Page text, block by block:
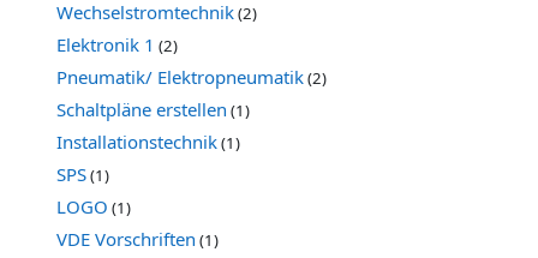
Wechselstromtechnik(2)
Elektronik 1 (2)
Pneumatik/ Elektropneumatik(2)
Schaltpläne erstellen (1)
Installationstechnik(1)
SPS(1)
LOGO (1)
VDE Vorschriften (1)